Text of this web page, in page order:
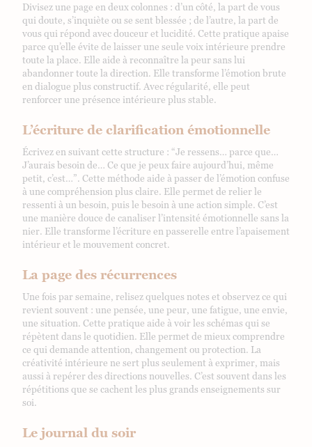
Divisez une page en deux colonnes : d’un côté, la part de vous
qui doute, s’inquiète ou se sent blessée ; de l’autre, la part de
vous qui répond avec douceur et lucidité. Cette pratique apaise
parce qu’elle évite de laisser une seule voix intérieure prendre
toute la place. Elle aide à reconnaître la peur sans lui
abandonner toute la direction. Elle transforme l’émotion brute
en dialogue plus constructif. Avec régularité, elle peut
renforcer une présence intérieure plus stable.
L’écriture de clarification émotionnelle
Écrivez en suivant cette structure : “Je ressens… parce que…
J’aurais besoin de… Ce que je peux faire aujourd’hui, même
petit, c’est…”. Cette méthode aide à passer de l’émotion confuse
à une compréhension plus claire. Elle permet de relier le
ressenti à un besoin, puis le besoin à une action simple. C’est
une manière douce de canaliser l’intensité émotionnelle sans la
nier. Elle transforme l’écriture en passerelle entre l’apaisement
intérieur et le mouvement concret.
La page des récurrences
Une fois par semaine, relisez quelques notes et observez ce qui
revient souvent : une pensée, une peur, une fatigue, une envie,
une situation. Cette pratique aide à voir les schémas qui se
répètent dans le quotidien. Elle permet de mieux comprendre
ce qui demande attention, changement ou protection. La
créativité intérieure ne sert plus seulement à exprimer, mais
aussi à repérer des directions nouvelles. C’est souvent dans les
répétitions que se cachent les plus grands enseignements sur
soi.
Le journal du soir